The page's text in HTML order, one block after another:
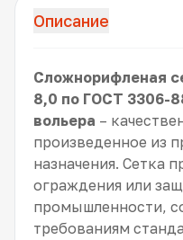
Описание
Сложнорифленая
8,0 по ГОСТ 3306-
вольера –
произведенное из
назначения. Сетка
ограждения или
промышленности,
требованиям